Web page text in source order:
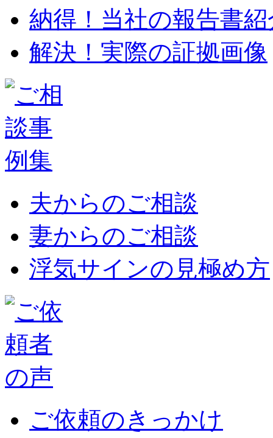
納得！当社の報告書紹
解決！実際の証拠画像
夫からのご相談
妻からのご相談
浮気サインの見極め方
ご依頼のきっかけ